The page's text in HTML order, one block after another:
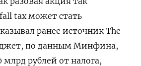
tax может стать
ранее источник The
по данным Минфина,
млрд рублей от налога,